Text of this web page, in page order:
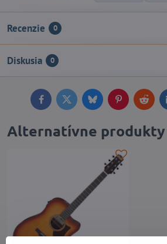
Recenzie 0
Diskusia 0
FacebookTwitterBlueskyPinterestReddit
Alternatívne produkty